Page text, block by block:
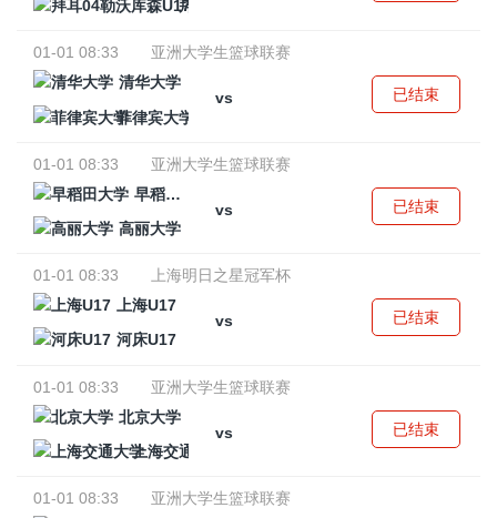
拜耳04勒沃库森U17
01-01 08:33
亚洲大学生篮球联赛
清华大学
vs
菲律宾大学
已结束
01-01 08:33
亚洲大学生篮球联赛
早稻田大学
vs
高丽大学
已结束
01-01 08:33
上海明日之星冠军杯
上海U17
vs
河床U17
已结束
01-01 08:33
亚洲大学生篮球联赛
北京大学
vs
上海交通大学
已结束
01-01 08:33
亚洲大学生篮球联赛